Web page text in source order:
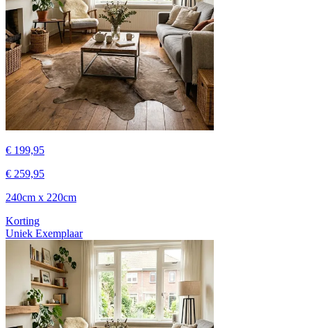
€ 199,95
€ 259,95
240cm x 220cm
Korting
Uniek Exemplaar